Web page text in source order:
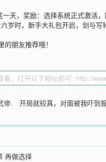
天，奖励：选择系统正式激活
时，新手大礼包开启，剑与写
朋友推荐哦！
帝、开局就较真，对面被我吓到报
再做选择